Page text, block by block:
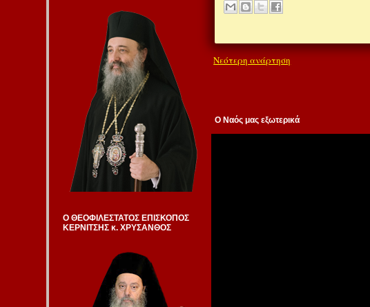
Ο ΘΕΟΦΙΛΕΣΤΑΤΟΣ ΕΠΙΣΚΟΠΟΣ
ΚΕΡΝΙΤΣΗΣ κ. ΧΡΥΣΑΝΘΟΣ
Νεότερη ανάρτηση
Ο Ναός μας εξωτερικά